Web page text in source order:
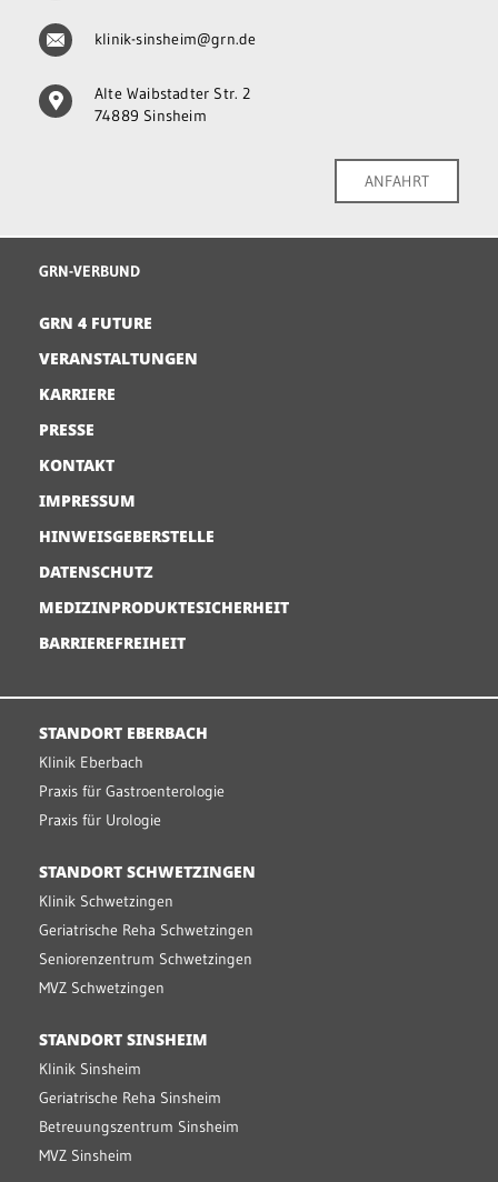
klinik-sinsheim@grn.de
Alte Waibstadter Str. 2
74889 Sinsheim
ANFAHRT
GRN-VERBUND
GRN 4 FUTURE
VERANSTALTUNGEN
KARRIERE
PRESSE
KONTAKT
IMPRESSUM
HINWEISGEBERSTELLE
DATENSCHUTZ
MEDIZINPRODUKTESICHERHEIT
BARRIEREFREIHEIT
STANDORT EBERBACH
Klinik Eberbach
Praxis für Gastroenterologie
Praxis für Urologie
STANDORT SCHWETZINGEN
Klinik Schwetzingen
Geriatrische Reha Schwetzingen
Seniorenzentrum Schwetzingen
MVZ Schwetzingen
STANDORT SINSHEIM
Klinik Sinsheim
Geriatrische Reha Sinsheim
Betreuungszentrum Sinsheim
MVZ Sinsheim